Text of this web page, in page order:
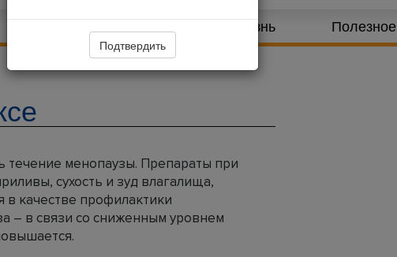
Питание и диета Здоровая жизнь Полезное
течение менопаузы. Препараты при
сухость и зуд влагалища,
качестве профилактики
– в связи со сниженным уровнем
Подтвердить